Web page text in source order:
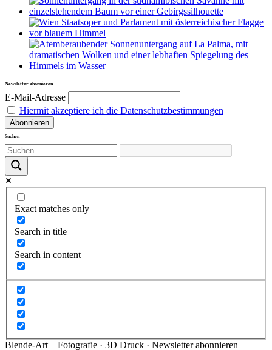
Newsletter abonnieren
E-Mail-Adresse
Hiermit akzeptiere ich die Datenschutzbestimmungen
Suchen
Exact matches only
Search in title
Search in content
Blende-Art – Fotografie · 3D Druck · Newsletter abonnieren